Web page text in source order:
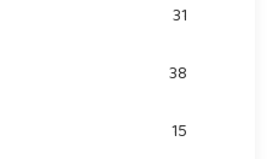
31
38
15